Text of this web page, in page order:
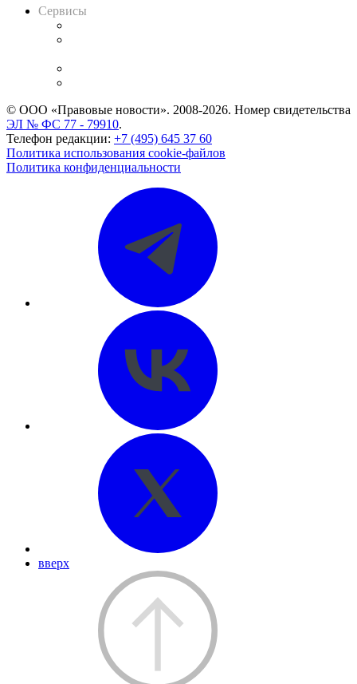
Сервисы
© ООО «Правовые новости». 2008-2026. Номер свидетельства
ЭЛ № ФС 77 - 79910.
Телефон редакции: +7 (495) 645 37 60
Политика использования cookie-файлов
Политика конфиденциальности
вверх